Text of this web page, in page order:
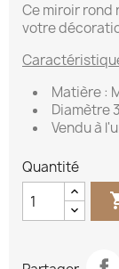
Ce miroir rond
votre
Matière :
Diamètre
Vendu à
Quantité